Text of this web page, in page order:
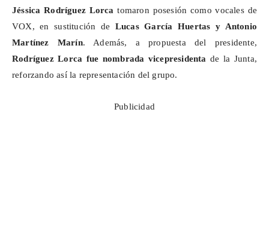
Jéssica Rodríguez Lorca tomaron posesión como vocales de
VOX, en sustitución de Lucas García Huertas y Antonio
Martínez Marín. Además, a propuesta del presidente,
Rodríguez Lorca fue nombrada vicepresidenta de la Junta,
reforzando así la representación del grupo.
Publicidad